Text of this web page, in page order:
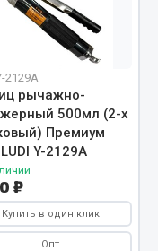
2129A
рычажно-
500мл (2-х
Премиум
Y-2129A
₽
Купить в один клик
Опт